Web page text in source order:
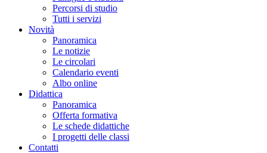
Percorsi di studio
Tutti i servizi
Novità
Panoramica
Le notizie
Le circolari
Calendario eventi
Albo online
Didattica
Panoramica
Offerta formativa
Le schede didattiche
I progetti delle classi
Contatti